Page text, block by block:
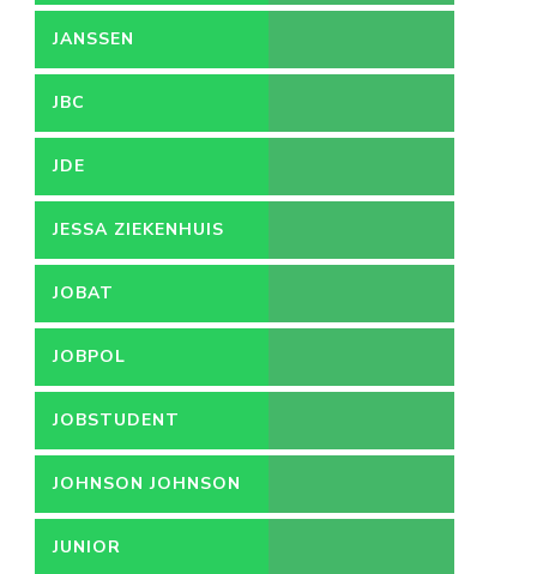
JANSSEN
PHARMACEUTICA
JBC
JDE
JESSA ZIEKENHUIS
JOBAT
JOBPOL
JOBSTUDENT
JOHNSON JOHNSON
JUNIOR